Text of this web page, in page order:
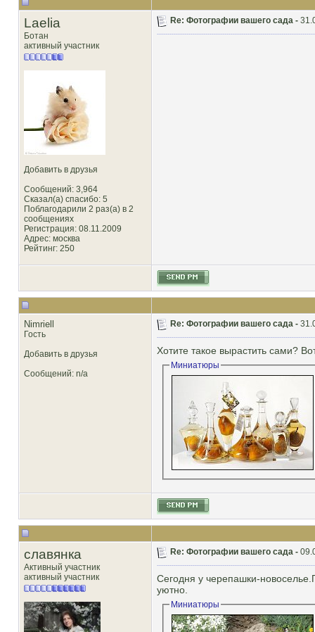
Laelia
Ботан
активный участник
Добавить в друзья
Сообщений: 3,964
Сказал(а) спасибо: 5
Поблагодарили 2 раз(а) в 2
сообщениях
Регистрация: 08.11.2009
Адрес: москва
Рейтинг: 250
Re: Фотографии вашего сада -
Nimriell
Гость
Добавить в друзья
Сообщений: n/a
Re: Фотографии вашего сада -
Хотите такое вырастить сами?
Миниатюры
славянка
Активный участник
активный участник
Re: Фотографии вашего сада -
Сегодня у черепашки-
уютно.
Миниатюры